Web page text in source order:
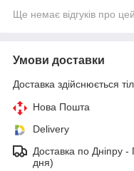
Ще немає відгуків про
Умови доставки
Доставка здійснюється
Нова Пошта
Delivery
Дocтaвкa по Дніпру
дня)